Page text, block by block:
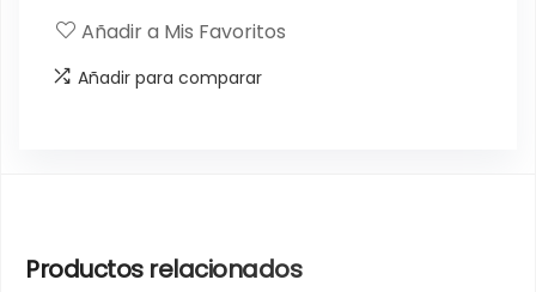
Añadir a Mis Favoritos
Añadir para comparar
Productos relacionados